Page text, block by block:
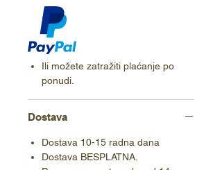
Ili možete zatražiti plaćanje po
ponudi.
Dostava
Dostava 10-15 radna dana
Dostava BESPLATNA.